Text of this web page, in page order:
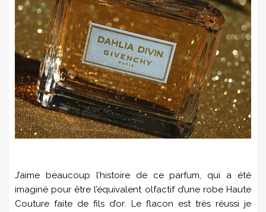
J’aime beaucoup l’histoire de ce parfum, qui a été
imaginé pour être l’équivalent olfactif d’une robe Haute
Couture faite de fils d’or. Le flacon est très réussi je